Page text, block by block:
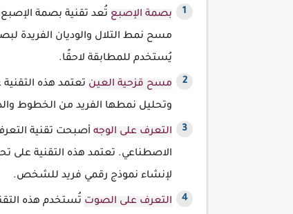
بصمة الإصبع تُعد تقنية بصمة الإصبع
مسح نمط التلال والوديان الفريدة
يُستخدم للمطابقة لاحقًا.
مسح قزحية العين تعتمد هذه
وتحليل نمطها الفريد من الخطوط
التعرف على الوجه أصبحت تقنية
الاصطناعي. تعتمد هذه التقنية على
لإنشاء نموذج رقمي فريد للشخص.
التعرف على الصوت تُستخدم هذه